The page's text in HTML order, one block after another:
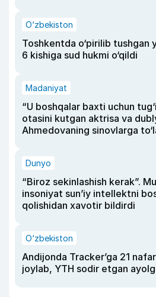
O‘zbekiston
Toshkentda o‘pirilib tushgan
6 kishiga sud hukmi o‘qildi
Madaniyat
“U boshqalar baxti uchun
otasini kutgan aktrisa va
Ahmedovaning sinovlarga
Dunyo
“Biroz sekinlashish kerak”.
insoniyat sun’iy intellektni
qolishidan xavotir bildirdi
O‘zbekiston
Andijonda Tracker’ga 21
joylab, YTH sodir etgan